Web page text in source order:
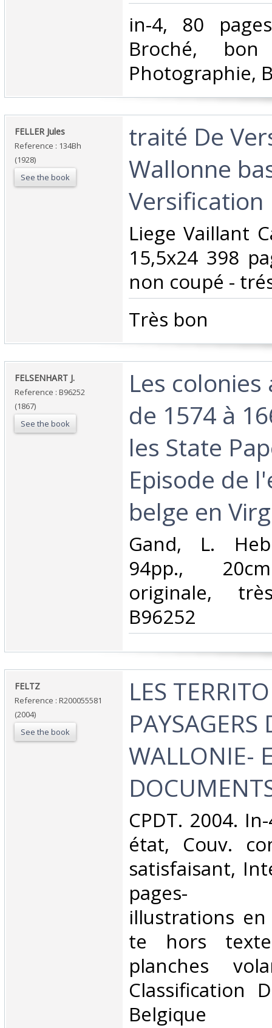
‎in-4, 80
Broché,
Photographie,
‎FELLER Jules‎
Reference : 134Bh
(1928)
See the book
‎traité De
Wallonne
Versification
‎Liege Vaillant
15,5x24 398
non coupé -
‎Très bon ‎
‎FELSENHART J.‎
Reference : B96252
(1867)
See the book
‎Les colonies
de 1574 à
les State
Episode de
belge en
‎Gand, L.
94pp.,
originale,
B96252‎
‎FELTZ‎
Reference : R200055581
(2004)
See the book
‎LES
PAYSAGERS
WALLONIE-
‎CPDT. 2004.
état, Couv.
satisfaisant,
pages-
illustrations
te hors
planches
Classification
Belgique‎